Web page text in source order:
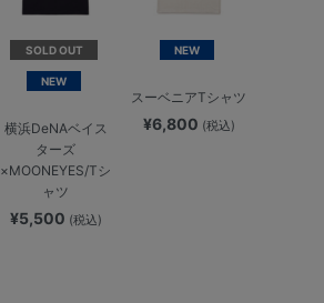
SOLD OUT
NEW
横浜DeNAベイス
ターズ
×MOONEYES/Tシ
ャツ
¥5,500 (税込)
NEW
スーベニアTシャツ
¥6,800 (税込)